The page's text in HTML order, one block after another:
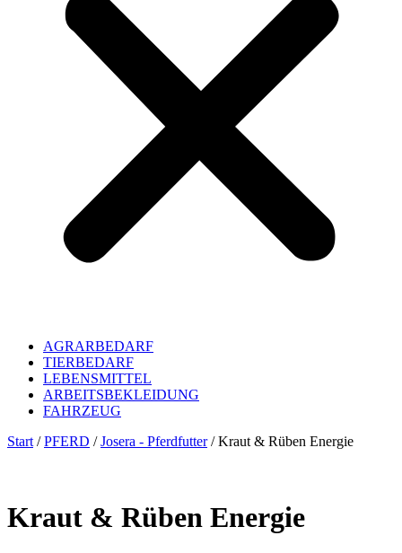
AGRARBEDARF
TIERBEDARF
LEBENSMITTEL
ARBEITSBEKLEIDUNG
FAHRZEUG
Start /PFERD /Josera - Pferdfutter/ Kraut & Rüben Energie
Kraut & Rüben Energie